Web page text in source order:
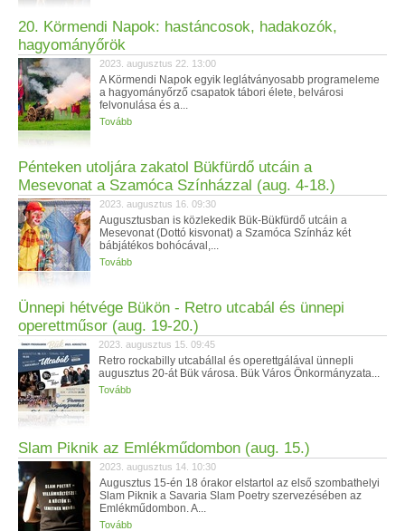
20. Körmendi Napok: hastáncosok, hadakozók,
hagyományőrök
2023. augusztus 22. 13:00
A Körmendi Napok egyik leglátványosabb programeleme
a hagyományőrző csapatok tábori élete, belvárosi
felvonulása és a...
Tovább
Pénteken utoljára zakatol Bükfürdő utcáin a
Mesevonat a Szamóca Színházzal (aug. 4-18.)
2023. augusztus 16. 09:30
Augusztusban is közlekedik Bük-Bükfürdő utcáin a
Mesevonat (Dottó kisvonat) a Szamóca Színház két
bábjátékos bohócával,...
Tovább
Ünnepi hétvége Bükön - Retro utcabál és ünnepi
operettműsor (aug. 19-20.)
2023. augusztus 15. 09:45
Retro rockabilly utcabállal és operettgálával ünnepli
augusztus 20-át Bük városa. Bük Város Önkormányzata...
Tovább
Slam Piknik az Emlékműdombon (aug. 15.)
2023. augusztus 14. 10:30
Augusztus 15-én 18 órakor elstartol az első szombathelyi
Slam Piknik a Savaria Slam Poetry szervezésében az
Emlékműdombon. A...
Tovább